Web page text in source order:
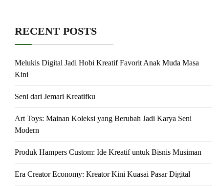
RECENT POSTS
Melukis Digital Jadi Hobi Kreatif Favorit Anak Muda Masa
Kini
Seni dari Jemari Kreatifku
Art Toys: Mainan Koleksi yang Berubah Jadi Karya Seni
Modern
Produk Hampers Custom: Ide Kreatif untuk Bisnis Musiman
Era Creator Economy: Kreator Kini Kuasai Pasar Digital